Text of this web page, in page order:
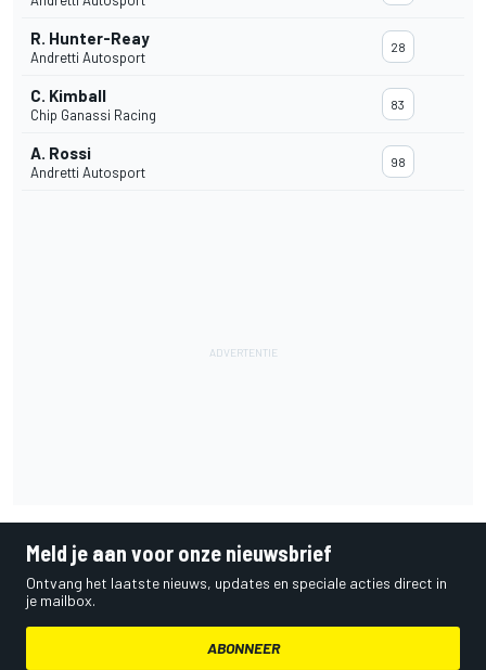
R. Hunter-Reay
Andretti Autosport
28
C. Kimball
Chip Ganassi Racing
83
A. Rossi
Andretti Autosport
98
Meld je aan voor onze nieuwsbrief
Ontvang het laatste nieuws, updates en speciale acties direct in
je mailbox.
ABONNEER